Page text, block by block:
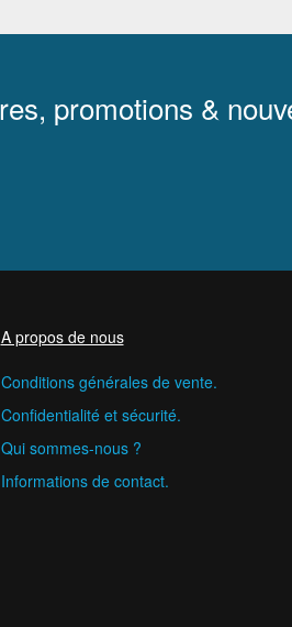
promotions &
A propos de nous
Conditions générales de vente.
Confidentialité et sécurité.
Qui sommes-nous ?
Informations de contact.